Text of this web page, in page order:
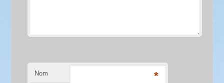
Nom *